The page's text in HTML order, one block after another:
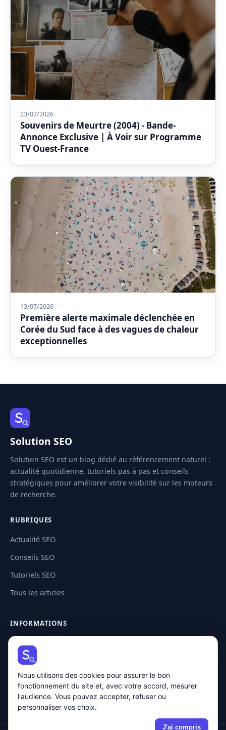
23/07/2026
Souvenirs de Meurtre (2004) - Bande-
Annonce Exclusive | À Voir sur Programme
TV Ouest-France
13/07/2026
Première alerte maximale déclenchée en
Corée du Sud face à des vagues de chaleur
exceptionnelles
Solution SEO
Solution SEO est un blog dédié au référencement naturel :
actualité quotidienne, tutoriels pas à pas et conseils
stratégiques pour améliorer votre visibilité sur les moteurs
de recherche.
RUBRIQUES
Actualité SEO
Conseils SEO
Tutoriels SEO
Tous les articles
INFORMATIONS
Plan de site
Mentions légales
Politique de confidentialité
Nous utilisons des cookies pour assurer le bon
fonctionnement du site et, avec votre accord, mesurer
l'audience. Vous pouvez accepter, refuser ou
personnaliser vos choix.
J'ai compris